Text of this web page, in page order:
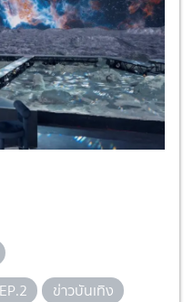
ข่าวบันเทิง